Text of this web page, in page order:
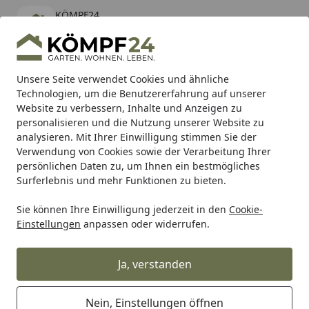
Unsere Seite verwendet Cookies und ähnliche
Technologien, um die Benutzererfahrung auf unserer
Website zu verbessern, Inhalte und Anzeigen zu
personalisieren und die Nutzung unserer Website zu
analysieren. Mit Ihrer Einwilligung stimmen Sie der
Verwendung von Cookies sowie der Verarbeitung Ihrer
persönlichen Daten zu, um Ihnen ein bestmögliches
Surferlebnis und mehr Funktionen zu bieten.
Sie können Ihre Einwilligung jederzeit in den Cookie-
Einstellungen anpassen oder widerrufen.
Ja, verstanden
Nein, Einstellungen öffnen
KÖMPF24
kostenlos - Im App Store
Hotline
Alle Produkte
Mein Konto
Suchen
Karibu Pools inkl. gratis Sandfilteranlage & Pool-
Starterset (Gesamtwert bis 468,99€)
Startseite
Vicma Vicma Lenker Vicma Lenkerende silber,
Vicma Lenkerende silber,
Lenkerende "634" Paar, Ø 13, 5 mm